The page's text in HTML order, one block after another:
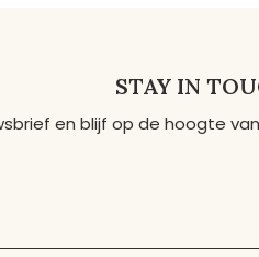
STAY IN
en blijf op de hoogte